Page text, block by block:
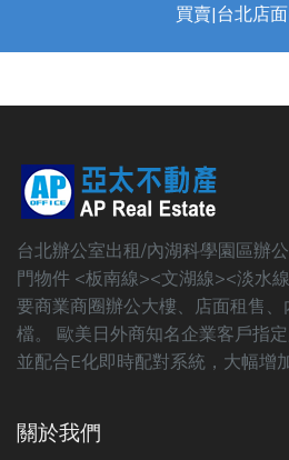
買賣|台北店
台北辦公室出租/內湖科學園區辦
門物件 <板南線><文湖線><淡水
要商業商圈辦公大樓、店面租售
檔。 歐美日外商知名企業客戶指
並配合E化即時配對系統，大幅增
關於我們